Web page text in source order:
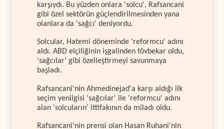
karşıydı. Bu yüzden onlara 'solcu', Rafsancani
gibi özel sektörün güçlendirilmesinden yana
olanlara da 'sağcı' deniyordu.
Solcular, Hatemi döneminde 'reformcu' adını
aldı. ABD elçiliğinin işgalinden tövbekar oldu,
'sağcılar' gibi özelleştirmeyi savunmaya
başladı.
Rafsancani'nin Ahmedinejad'a karşı aldığı ilk
seçim yenilgisi 'sağcılar' ile 'reformcu' adını
alan 'solcuların' ittifakının da miladı oldu.
Rafsancani'nin prensi olan Hasan Ruhani'nin